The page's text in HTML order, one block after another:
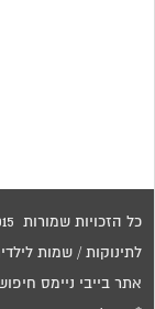
לתינוקות / שמות
אתר בייבי ניימס